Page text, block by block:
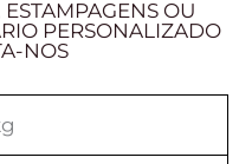
ESTAMPAGENS OU
PERSONALIZADO
NOS